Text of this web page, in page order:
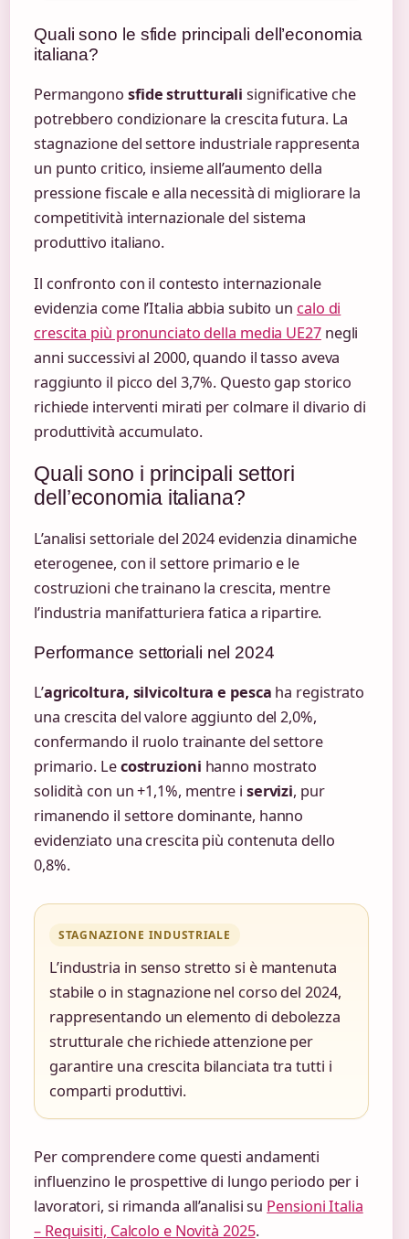
Quali sono le sfide principali dell’economia
italiana?
Permangono sfide strutturali significative che
potrebbero condizionare la crescita futura. La
stagnazione del settore industriale rappresenta
un punto critico, insieme all’aumento della
pressione fiscale e alla necessità di migliorare la
competitività internazionale del sistema
produttivo italiano.
Il confronto con il contesto internazionale
evidenzia come l’Italia abbia subito un calo di
crescita più pronunciato della media UE27negli
anni successivi al 2000, quando il tasso aveva
raggiunto il picco del 3,7%. Questo gap storico
richiede interventi mirati per colmare il divario di
produttività accumulato.
Quali sono i principali settori
dell’economia italiana?
L’analisi settoriale del 2024 evidenzia dinamiche
eterogenee, con il settore primario e le
costruzioni che trainano la crescita, mentre
l’industria manifatturiera fatica a ripartire.
Performance settoriali nel 2024
L’agricoltura, silvicoltura e pesca ha registrato
una crescita del valore aggiunto del 2,0%,
confermando il ruolo trainante del settore
primario. Lecostruzioni hanno mostrato
solidità con un +1,1%, mentre i servizi, pur
rimanendo il settore dominante, hanno
evidenziato una crescita più contenuta dello
0,8%.
STAGNAZIONE INDUSTRIALE
L’industria in senso stretto si è mantenuta
stabile o in stagnazione nel corso del 2024,
rappresentando un elemento di debolezza
strutturale che richiede attenzione per
garantire una crescita bilanciata tra tutti i
comparti produttivi.
Per comprendere come questi andamenti
influenzino le prospettive di lungo periodo per i
lavoratori, si rimanda all’analisi su Pensioni Italia
– Requisiti, Calcolo e Novità 2025.